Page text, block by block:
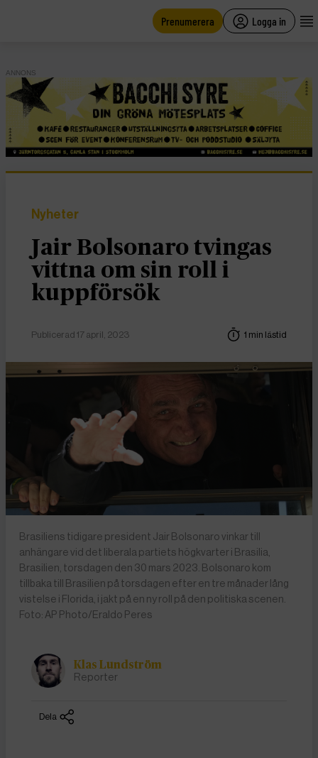
Prenumerera Logga in
ANNONS
Nyheter
Jair Bolsonaro tvingas
vittna om sin roll i
kuppförsök
Publicerad 17 april, 2023 1 min lästid
Brasiliens tidigare president Jair Bolsonaro vinkar till
anhängare vid det liberala partiets högkvarter i Brasilia,
Brasilien, torsdagen den 30 mars 2023. Bolsonaro kom
tillbaka till Brasilien på torsdagen efter en tre månader lång
vistelse i Florida, i jakt på en ny roll på den politiska scenen.
Foto: AP Photo/Eraldo Peres
Klas Lundström
Reporter
Dela